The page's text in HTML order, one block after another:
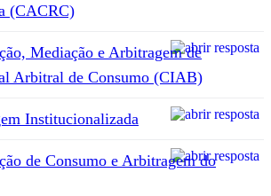
(CACRC)
Mediação e Arbitragem de
Arbitral de Consumo (CIAB)
Institucionalizada
de Consumo e Arbitragem do